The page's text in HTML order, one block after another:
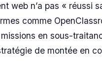
web n’a pas « réussi
comme
en sous-
de montée en